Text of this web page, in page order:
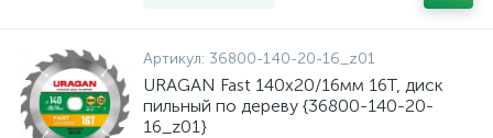
Артикул: 36800-140-20-16_z01
URAGAN Fast 140x20/16мм 16Т, диск
пильный по дереву {36800-140-20-
16_z01}